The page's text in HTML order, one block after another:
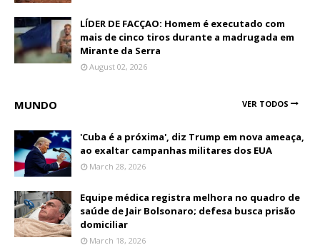
LÍDER DE FACÇAO: Homem é executado com
mais de cinco tiros durante a madrugada em
Mirante da Serra
August 02, 2026
MUNDO VER TODOS
'Cuba é a próxima', diz Trump em nova ameaça,
ao exaltar campanhas militares dos EUA
March 28, 2026
Equipe médica registra melhora no quadro de
saúde de Jair Bolsonaro; defesa busca prisão
domiciliar
March 18, 2026